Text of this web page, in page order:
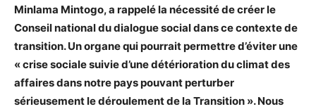
Minlama Mintogo, a rappelé la nécessité de créer le
Conseil national du dialogue social dans ce contexte de
transition. Un organe qui pourrait permettre d’éviter une
« crise sociale suivie d’une détérioration du climat des
affaires dans notre pays pouvant perturber
sérieusement le déroulement de la Transition ». Nous